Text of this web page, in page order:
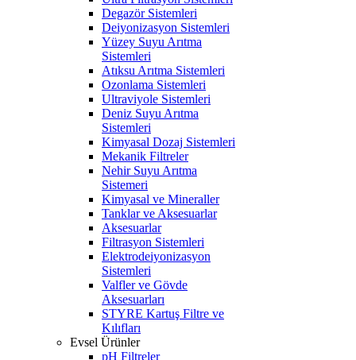
Degazör Sistemleri
Deiyonizasyon Sistemleri
Yüzey Suyu Arıtma
Sistemleri
Atıksu Arıtma Sistemleri
Ozonlama Sistemleri
Ultraviyole Sistemleri
Deniz Suyu Arıtma
Sistemleri
Kimyasal Dozaj Sistemleri
Mekanik Filtreler
Nehir Suyu Arıtma
Sistemeri
Kimyasal ve Mineraller
Tanklar ve Aksesuarlar
Aksesuarlar
Filtrasyon Sistemleri
Elektrodeiyonizasyon
Sistemleri
Valfler ve Gövde
Aksesuarları
STYRE Kartuş Filtre ve
Kılıfları
Evsel Ürünler
pH Filtreler